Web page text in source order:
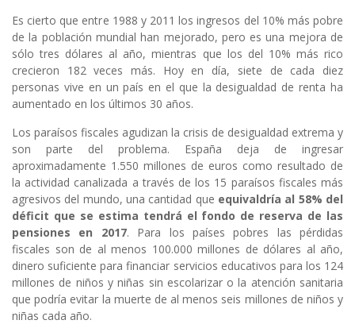
Es cierto que entre 1988 y 2011 los ingresos del 10% más pobre
de la población mundial han mejorado, pero es una mejora de
sólo tres dólares al año, mientras que los del 10% más rico
crecieron 182 veces más. Hoy en día, siete de cada diez
personas vive en un país en el que la desigualdad de renta ha
aumentado en los últimos 30 años.
Los paraísos fiscales agudizan la crisis de desigualdad extrema y
son parte del problema. España deja de ingresar
aproximadamente 1.550 millones de euros como resultado de
la actividad canalizada a través de los 15 paraísos fiscales más
agresivos del mundo, una cantidad que equivaldría al 58% del
déficit que se estima tendrá el fondo de reserva de las
pensiones en 2017. Para los países pobres las pérdidas
fiscales son de al menos 100.000 millones de dólares al año,
dinero suficiente para financiar servicios educativos para los 124
millones de niños y niñas sin escolarizar o la atención sanitaria
que podría evitar la muerte de al menos seis millones de niños y
niñas cada año.